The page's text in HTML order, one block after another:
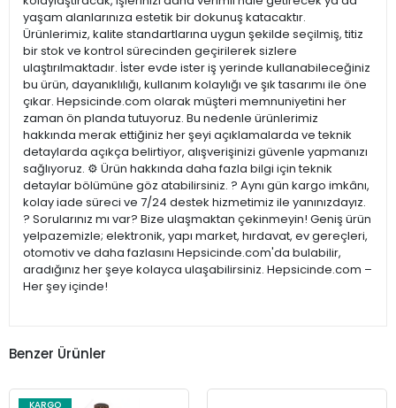
yaşam alanlarınıza estetik bir dokunuş katacaktır.
Ürünlerimiz, kalite standartlarına uygun şekilde seçilmiş, titiz
bir stok ve kontrol sürecinden geçirilerek sizlere
ulaştırılmaktadır. İster evde ister iş yerinde kullanabileceğiniz
bu ürün, dayanıklılığı, kullanım kolaylığı ve şık tasarımı ile öne
çıkar. Hepsicinde.com olarak müşteri memnuniyetini her
zaman ön planda tutuyoruz. Bu nedenle ürünlerimiz
hakkında merak ettiğiniz her şeyi açıklamalarda ve teknik
detaylarda açıkça belirtiyor, alışverişinizi güvenle yapmanızı
sağlıyoruz. ⚙️ Ürün hakkında daha fazla bilgi için teknik
detaylar bölümüne göz atabilirsiniz. ? Aynı gün kargo imkânı,
kolay iade süreci ve 7/24 destek hizmetimiz ile yanınızdayız.
? Sorularınız mı var? Bize ulaşmaktan çekinmeyin! Geniş ürün
yelpazemizle; elektronik, yapı market, hırdavat, ev gereçleri,
otomotiv ve daha fazlasını Hepsicinde.com'da bulabilir,
aradığınız her şeye kolayca ulaşabilirsiniz. Hepsicinde.com –
Her şey içinde!
Benzer Ürünler
KARGO